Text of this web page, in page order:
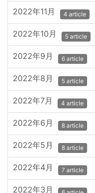
2022年11月 4 article
2022年10月 5 article
2022年9月 6 article
2022年8月 5 article
2022年7月 4 article
2022年6月 8 article
2022年5月 8 article
2022年4月 7 article
2022年3月